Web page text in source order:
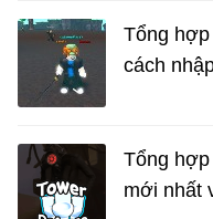
Tổng
cách
Tổng hợp
mới nhất